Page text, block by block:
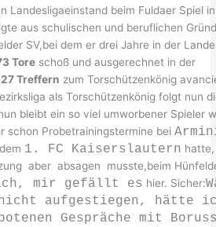
Landesligaeinstand beim Fuldaer Spiel in
aus schulischen und beruflichen
SV,bei dem er drei Jahre in der
Tore schoß und ausgerechnet in der
27 Treffern zum Torschützenkönig
als Torschützenkönig folgt nun
bleibt ein so viel umworbener Spieler
schon Probetrainingstermine bei
1. FC Kaiserslautern
aber absagen musste,beim
mir gefällt es hier. Sicher:
aufgestiegen, hätte
Gespräche mit